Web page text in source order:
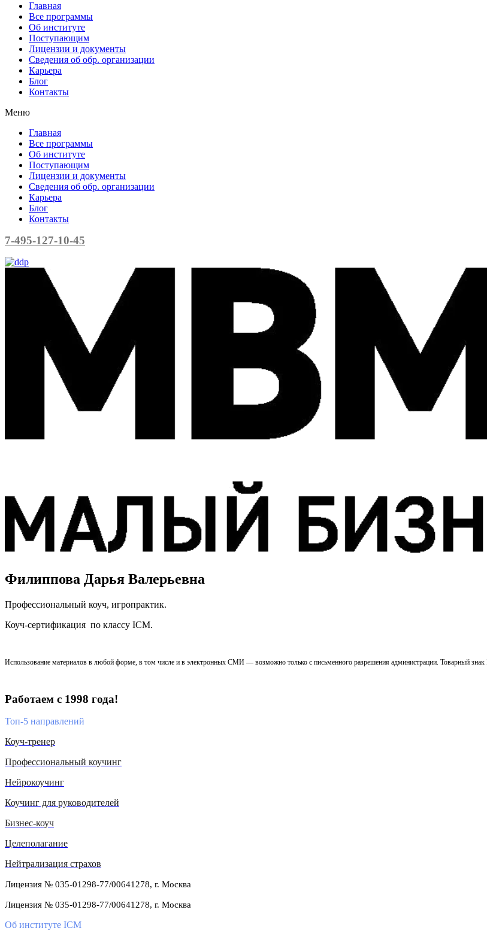
Главная
Все программы
Об институте
Поступающим
Лицензии и документы
Сведения об обр. организации
Карьера
Блог
Контакты
Меню
Главная
Все программы
Об институте
Поступающим
Лицензии и документы
Сведения об обр. организации
Карьера
Блог
Контакты
7-495-127-10-45
Филиппова Дарья Валерьевна
Профессиональный коуч, игропрактик.
Коуч-сертификация по классу ICM.
Использование материалов в любой форме, в том числе и в электронных СМИ — возможно только с письменного разрешения администрации. Товарный
Работаем с 1998 года!
Топ-5 направлений
Коуч-тренер
Профессиональный коучинг
Нейрокоучинг
Коучинг для руководителей
Бизнес-коуч
Целеполагание
Нейтрализация страхов
Лицензия № 035-01298-77/00641278, г. Москва
Лицензия № 035-01298-77/00641278, г. Москва
Об институте ICM